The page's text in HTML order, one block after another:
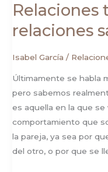
Relaciones
relaciones
Isabel García/
Últimamente se habla
pero sabemos
es aquella en la que
comportamiento que
la pareja, ya sea por
del otro, o por que se